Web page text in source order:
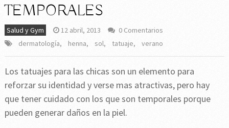
TEMPORALES
Salud y Gym 12 abril, 2013
0 Comentarios
dermatología, henna, sol, tatuaje, verano
Los tatuajes para las chicas son un elemento para
reforzar su identidad y verse mas atractivas, pero hay
que tener cuidado con los que son temporales porque
pueden generar daños en la piel.